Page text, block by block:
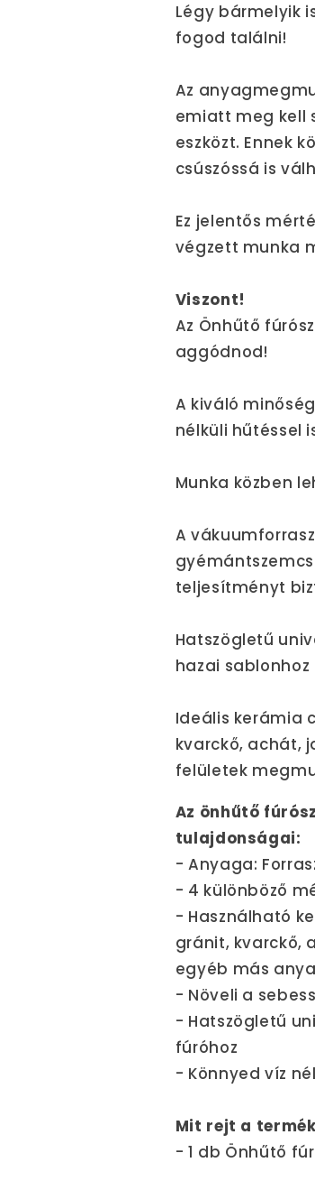
Légy bármelyik
fogod találni!
Az
emiatt meg kell
eszközt. Ennek
csúszóssá is
Ez jelentős
végzett munka
Viszont!
Az Önhűtő
aggódnod!
A kiváló
nélküli hűtéssel
Munka közben
A
teljesítményt
Hatszögletű
hazai
Ideális kerámia
kvarckő, achát,
felületek
Az önhűtő
tulajdonságai:
- Anyaga:
- 4 különböző
- Használható
gránit, kvarckő,
egyéb más
- Növeli a
- Hatszögletű
fúróhoz
- Könnyed víz
Mit rejt a
- 1 db Önhűtő